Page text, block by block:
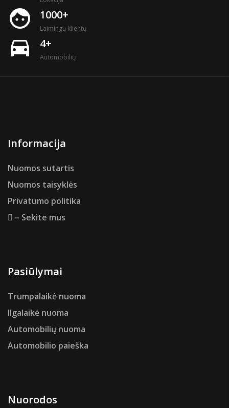
face 1000+
Laimingų klientų
directions_car 4+
Automobilių
Informacija
Nuomos sutartis
Nuomos taisyklės
Privatumo politika
– Sekite mus
Pasiūlymai
Trumpalaikė nuoma
Ilgalaikė nuoma
Automobilių nuoma
Automobilio paieška
Nuorodos